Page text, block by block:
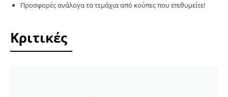
Προσφορές ανάλογα τα τεμάχια από κούπες που επιθυμείτε!
Κριτικές